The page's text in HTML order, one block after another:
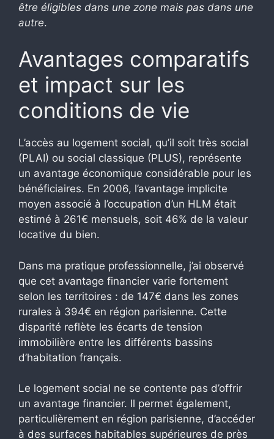
être éligibles dans une zone mais pas dans une
autre.
Avantages comparatifs
et impact sur les
conditions de vie
L’accès au logement social, qu’il soit très social
(PLAI) ou social classique (PLUS), représente
un avantage économique considérable pour les
bénéficiaires. En 2006, l’avantage implicite
moyen associé à l’occupation d’un HLM était
estimé à 261€ mensuels, soit 46% de la valeur
locative du bien.
Dans ma pratique professionnelle, j’ai observé
que cet avantage financier varie fortement
selon les territoires : de 147€ dans les zones
rurales à 394€ en région parisienne. Cette
disparité reflète les écarts de tension
immobilière entre les différents bassins
d’habitation français.
Le logement social ne se contente pas d’offrir
un avantage financier. Il permet également,
particulièrement en région parisienne, d’accéder
à des surfaces habitables supérieures de près